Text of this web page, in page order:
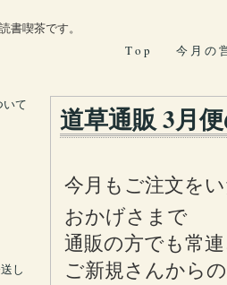
書喫茶です。
T o p
今 月 の
道草通販 3月
今月もご注文を
おかげさまで
通販の方でも常
ご新規さんから
て
し